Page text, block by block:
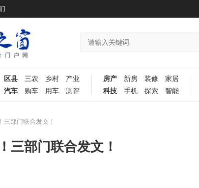
区县 三农 乡村
产业
汽车
购车 用车 测评
房产 新房 装修
家居
科技
手机 探索 智能
三部门联合发文！
三部门联合发文！